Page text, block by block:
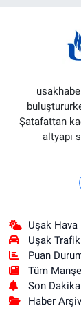
Şatafattan
altyapı
Uşak Hava
Uşak
Puan
Tüm
Son
Haber